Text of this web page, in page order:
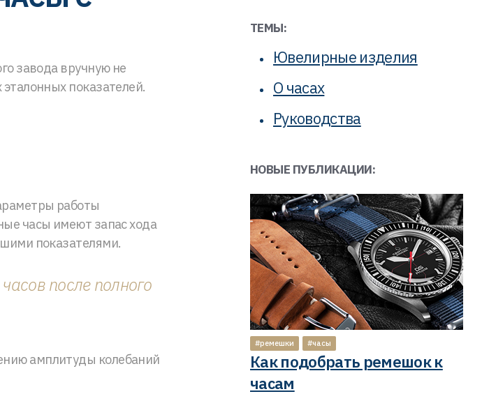
завода вручную не
показателей.
работы
часы имеют запас хода
показателями.
после полного
амплитуды колебаний
ТЕМЫ:
Ювелирные изделия
О часах
Руководства
НОВЫЕ ПУБЛИКАЦИИ:
#ремешки #часы
Как подобрать ремешок к
часам